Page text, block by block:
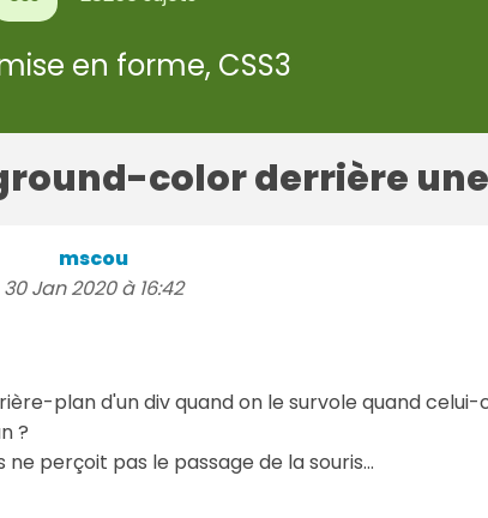
en forme, CSS3
color derrière
mscou
30 Jan 2020 à 16:42
plan d'un div quand on le survole quand
?
perçoit pas le passage de la souris...